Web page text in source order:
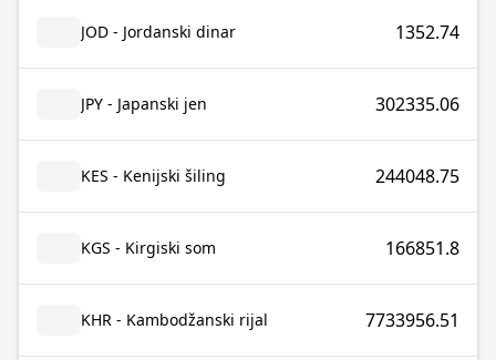
JOD - Jordanski dinar 1352.74
JPY - Japanski jen 302335.06
KES - Kenijski šiling 244048.75
KGS - Kirgiski som 166851.8
KHR - Kambodžanski rijal 7733956.51